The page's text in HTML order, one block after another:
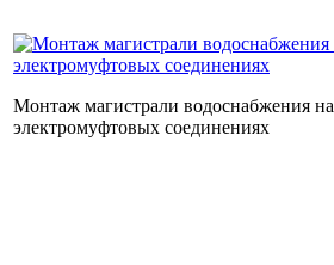
Монтаж магистрали водоснабжения на
электромуфтовых соединениях